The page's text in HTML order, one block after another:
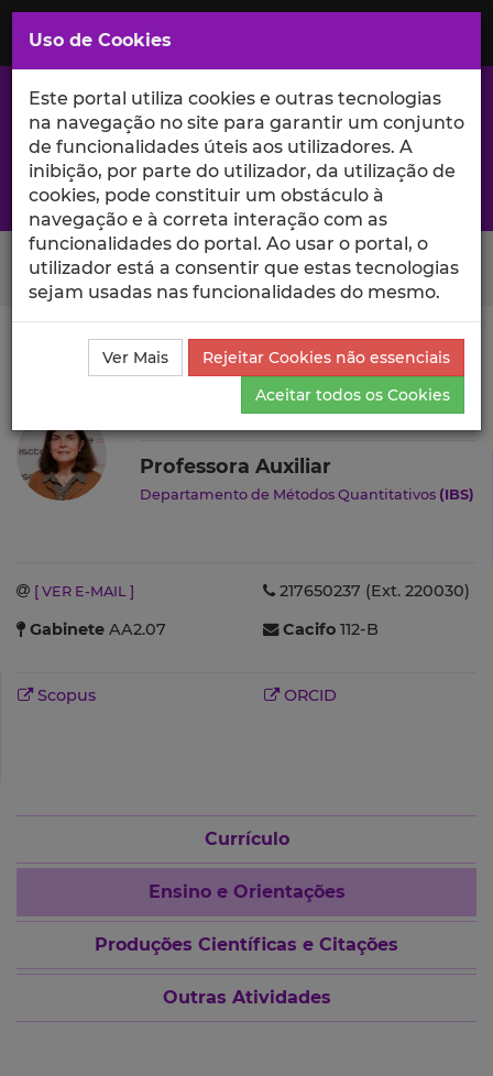
Saltar
para
Conteúdo
Principal
A excelência da investigação e ciência no Iscte
Search Button
Ciência_Iscte Autores
Anabela Ribeiro Dias da Costa
Ensino e Orientações
Anabela Ribeiro Dias da Costa
Professora Auxiliar
Departamento de Métodos Quantitativos (IBS)
[ VER E-MAIL ]
217650237 (Ext. 220030)
Gabinete AA2.07 Cacifo 112-B
Scopus ORCID
Currículo
Ensino e Orientações
Produções Científicas e Citações
Outras Atividades
Uso de Cookies
Este portal utiliza cookies e outras tecnologias
na navegação no site para garantir um conjunto
de funcionalidades úteis aos utilizadores. A
inibição, por parte do utilizador, da utilização de
cookies, pode constituir um obstáculo à
navegação e à correta interação com as
funcionalidades do portal. Ao usar o portal, o
utilizador está a consentir que estas tecnologias
sejam usadas nas funcionalidades do mesmo.
Ver Mais
Rejeitar Cookies não essenciais
Aceitar todos os Cookies